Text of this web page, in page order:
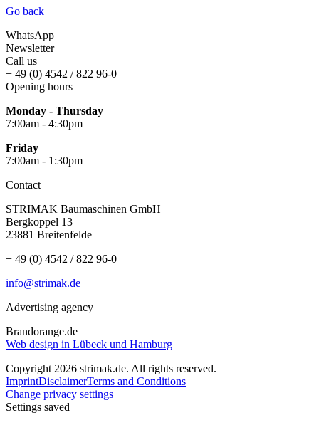
Go back
WhatsApp
Newsletter
Call us
+ 49 (0) 4542 / 822 96-0
Opening hours
Monday - Thursday
7:00am - 4:30pm
Friday
7:00am - 1:30pm
Contact
STRIMAK Baumaschinen GmbH
Bergkoppel 13
23881 Breitenfelde
+ 49 (0) 4542 / 822 96-0
info@strimak.de
Advertising agency
Brandorange.de
Web design in Lübeck und Hamburg
Copyright 2026 strimak.de. All rights reserved.
ImprintDisclaimerTerms and Conditions
Change privacy settings
Settings saved